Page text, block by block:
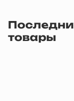
товары